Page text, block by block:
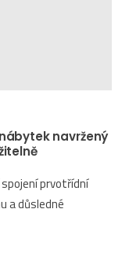
navržený
spojení prvotřídní
a důsledné